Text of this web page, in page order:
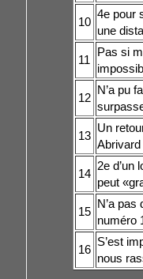
10
4e pour
une
11
Pas si
12
N’a pu
13
Un
14
2e d’un
peut
15
N’a
numéro
16
S’est
nous